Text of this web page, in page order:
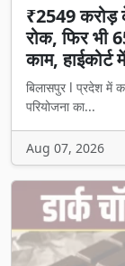
₹2549 करोड़
रोक, फिर भी
काम, हाईकोर्ट
बिलासपुर l प्रदेश में
परियोजना का...
Aug 07, 2026